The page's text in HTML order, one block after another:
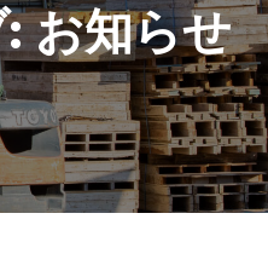
お知らせ